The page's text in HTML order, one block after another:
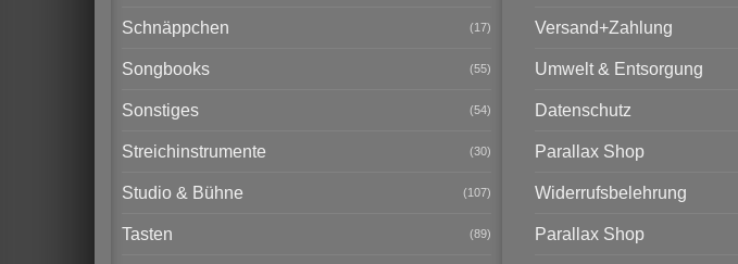
Schnäppchen (17)
Songbooks (55)
Sonstiges (54)
Streichinstrumente (30)
Studio & Bühne (107)
Tasten (89)
Versand+Zahlung
Umwelt & Entsorgung
Datenschutz
Parallax Shop
Widerrufsbelehrung
Parallax Shop